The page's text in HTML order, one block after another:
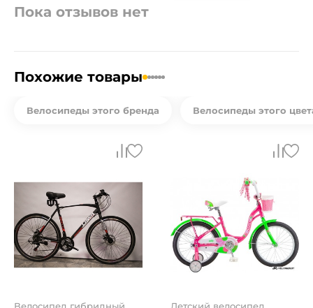
Пока отзывов нет
Похожие товары
Велосипеды этого бренда Велосипеды этого